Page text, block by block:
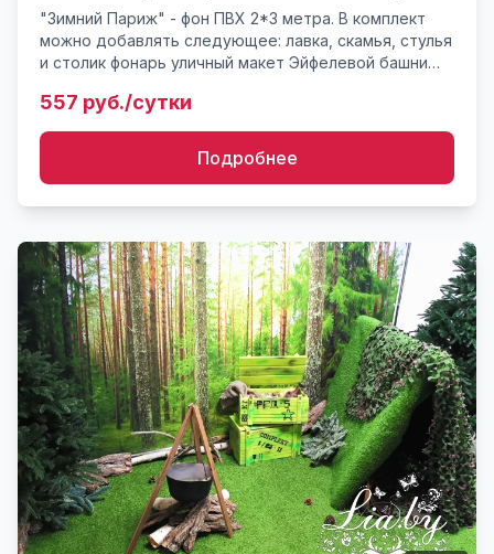
"Зимний Париж" - фон ПВХ 2*3 метра. В комплект
можно добавлять следующее: лавка, скамья, стулья
и столик фонарь уличный макет Эйфелевой башни
дополни...
557 руб./сутки
Подробнее